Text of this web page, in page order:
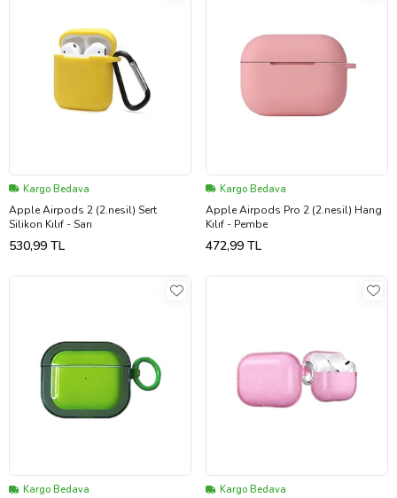
Kargo Bedava
Apple Airpods 2 (2.nesil) Sert
Silikon Kılıf - Sarı
530,99 TL
Kargo Bedava
Apple Airpods Pro 2 (2.nesil) Hang
Kılıf - Pembe
472,99 TL
Kargo Bedava Kargo Bedava